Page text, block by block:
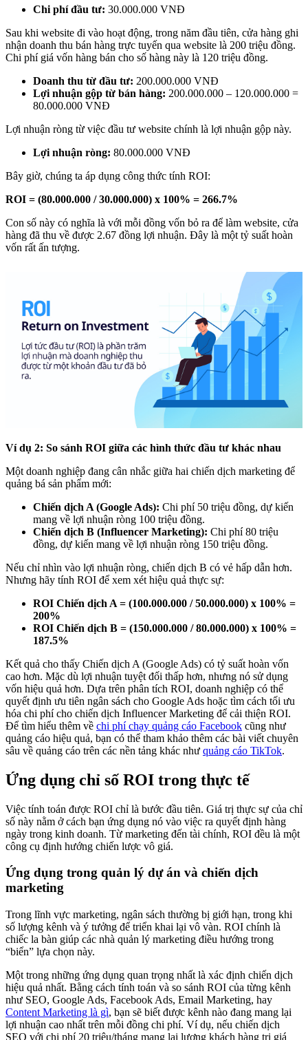
Chi phí đầu tư: 30.000.000 VNĐ
Sau khi website đi vào hoạt động, trong năm đầu tiên, cửa hàng ghi
nhận doanh thu bán hàng trực tuyến qua website là 200 triệu đồng.
Chi phí giá vốn hàng bán cho số hàng này là 120 triệu đồng.
Doanh thu từ đầu tư: 200.000.000 VNĐ
Lợi nhuận gộp từ bán hàng: 200.000.000 – 120.000.000 =
80.000.000 VNĐ
Lợi nhuận ròng từ việc đầu tư website chính là lợi nhuận gộp này.
Lợi nhuận ròng: 80.000.000 VNĐ
Bây giờ, chúng ta áp dụng công thức tính ROI:
ROI = (80.000.000 / 30.000.000) x 100% = 266.7%
Con số này có nghĩa là với mỗi đồng vốn bỏ ra để làm website, cửa
hàng đã thu về được 2.67 đồng lợi nhuận. Đây là một tỷ suất hoàn
vốn rất ấn tượng.
Ví dụ 2: So sánh ROI giữa các hình thức đầu tư khác nhau
Một doanh nghiệp đang cân nhắc giữa hai chiến dịch marketing để
quảng bá sản phẩm mới:
Chiến dịch A (Google Ads): Chi phí 50 triệu đồng, dự kiến
mang về lợi nhuận ròng 100 triệu đồng.
Chiến dịch B (Influencer Marketing): Chi phí 80 triệu
đồng, dự kiến mang về lợi nhuận ròng 150 triệu đồng.
Nếu chỉ nhìn vào lợi nhuận ròng, chiến dịch B có vẻ hấp dẫn hơn.
Nhưng hãy tính ROI để xem xét hiệu quả thực sự:
ROI Chiến dịch A = (100.000.000 / 50.000.000) x 100% =
200%
ROI Chiến dịch B = (150.000.000 / 80.000.000) x 100% =
187.5%
Kết quả cho thấy Chiến dịch A (Google Ads) có tỷ suất hoàn vốn
cao hơn. Mặc dù lợi nhuận tuyệt đối thấp hơn, nhưng nó sử dụng
vốn hiệu quả hơn. Dựa trên phân tích ROI, doanh nghiệp có thể
quyết định ưu tiên ngân sách cho Google Ads hoặc tìm cách tối ưu
hóa chi phí cho chiến dịch Influencer Marketing để cải thiện ROI.
Để tìm hiểu thêm về chi phí chạy quảng cáo Facebook cũng như
quảng cáo hiệu quả, bạn có thể tham khảo thêm các bài viết chuyên
sâu về quảng cáo trên các nền tảng khác như quảng cáo TikTok.
Ứng dụng chỉ số ROI trong thực tế
Việc tính toán được ROI chỉ là bước đầu tiên. Giá trị thực sự của chỉ
số này nằm ở cách bạn ứng dụng nó vào việc ra quyết định hàng
ngày trong kinh doanh. Từ marketing đến tài chính, ROI đều là một
công cụ định hướng chiến lược vô giá.
Ứng dụng trong quản lý dự án và chiến dịch
marketing
Trong lĩnh vực marketing, ngân sách thường bị giới hạn, trong khi
số lượng kênh và ý tưởng để triển khai lại vô vàn. ROI chính là
chiếc la bàn giúp các nhà quản lý marketing điều hướng trong
“biển” lựa chọn này.
Một trong những ứng dụng quan trọng nhất là xác định chiến dịch
hiệu quả nhất. Bằng cách tính toán và so sánh ROI của từng kênh
như SEO, Google Ads, Facebook Ads, Email Marketing, hay
Content Marketing là gì, bạn sẽ biết được kênh nào đang mang lại
lợi nhuận cao nhất trên mỗi đồng chi phí. Ví dụ, nếu chiến dịch
SEO với chi phí 20 triệu/tháng mang lại lượng khách hàng trị giá